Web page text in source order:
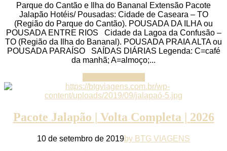
Parque do Cantão e Ilha do Bananal Extensão Pacote
Jalapão Hotéis/ Pousadas: Cidade de Caseara – TO
(Região do Parque do Cantão). POUSADA DA ILHA ou
POUSADA ENTRE RIOS Cidade da Lagoa da Confusão –
TO (Região da Ilha do Bananal). POUSADA PRAIA ALTA ou
POUSADA PARAÍSO SAÍDAS DIÁRIAS Legenda: C=café
da manhã; A=almoço;...
Pacote Jalapão | Volta Completa | 2026
10 de setembro de 2019by BTG VIAGENS